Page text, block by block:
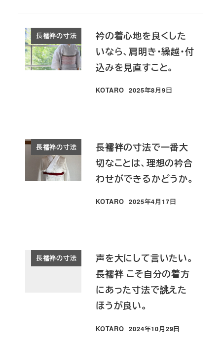
長襦袢の寸法
衿の着心地を良くした
いなら、肩明き・繰越・付
込みを見直すこと。
KOTARO
投稿日
2025年8月9日
長襦袢の寸法
長襦袢の寸法で一番大
切なことは、理想の衿合
わせができるかどうか。
KOTARO
投稿日
2025年4月17日
長襦袢の寸法
声を大にして言いたい。
長襦袢 こそ自分の着方
にあった寸法で誂えた
ほうが良い。
KOTARO
投稿日
2024年10月29日